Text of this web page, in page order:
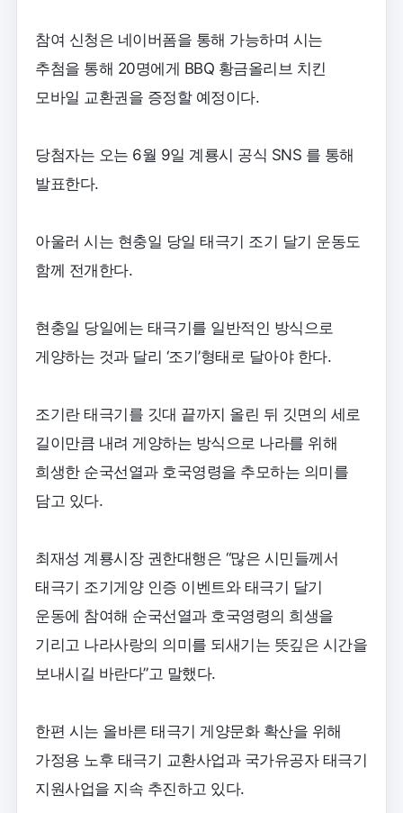
참여 신청은 네이버폼을 통해 가능하며 시는
추첨을 통해 20명에게 BBQ 황금올리브 치킨
모바일 교환권을 증정할 예정이다.
당첨자는 오는 6월 9일 계룡시 공식 SNS 를 통해
발표한다.
아울러 시는 현충일 당일 태극기 조기 달기 운동도
함께 전개한다.
현충일 당일에는 태극기를 일반적인 방식으로
게양하는 것과 달리 ‘조기’형태로 달아야 한다.
조기란 태극기를 깃대 끝까지 올린 뒤 깃면의 세로
길이만큼 내려 게양하는 방식으로 나라를 위해
희생한 순국선열과 호국영령을 추모하는 의미를
담고 있다.
최재성 계룡시장 권한대행은 “많은 시민들께서
태극기 조기게양 인증 이벤트와 태극기 달기
운동에 참여해 순국선열과 호국영령의 희생을
기리고 나라사랑의 의미를 되새기는 뜻깊은 시간을
보내시길 바란다”고 말했다.
한편 시는 올바른 태극기 게양문화 확산을 위해
가정용 노후 태극기 교환사업과 국가유공자 태극기
지원사업을 지속 추진하고 있다.